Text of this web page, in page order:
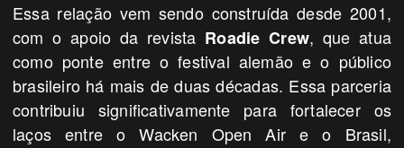
Essa relação vem sendo construída desde 2001,
com o apoio da revista Roadie Crew, que atua
como ponte entre o festival alemão e o público
brasileiro há mais de duas décadas. Essa parceria
contribuiu significativamente para fortalecer os
laços entre o Wacken Open Air e o Brasil,